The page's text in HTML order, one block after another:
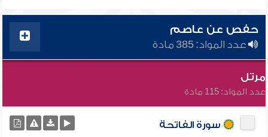
حفص عن عاصم
عدد المواد: 385 مادة
مرتل
عدد المواد: 115 مادة
سورة الفاتحة